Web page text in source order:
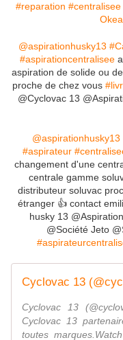
#reparation #centralisee
@aspirationhusky13
#aspirationcentralisee
aspiration de solide ou
proche de chez vous
@Cyclovac 13
@aspirationhusky13
#aspirateur
changement d'une
centrale gamme
distributeur soluvac
étranger 👍 contact
husky 13
@Société Jeto
Cyclovac 13
Cyclovac 13
Cyclovac 13
toutes